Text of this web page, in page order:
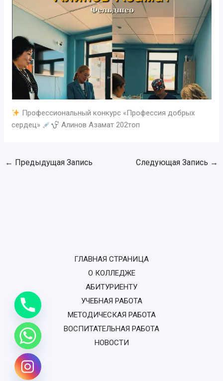
Профессиональный конкурс «Профессия добрых
сердец»
Алинов Азамат 202топ
← Предыдущая Запись Следующая Запись →
ГЛАВНАЯ СТРАНИЦА
О КОЛЛЕДЖЕ
АБИТУРИЕНТУ
УЧЕБНАЯ РАБОТА
МЕТОДИЧЕСКАЯ РАБОТА
ВОСПИТАТЕЛЬНАЯ РАБОТА
НОВОСТИ